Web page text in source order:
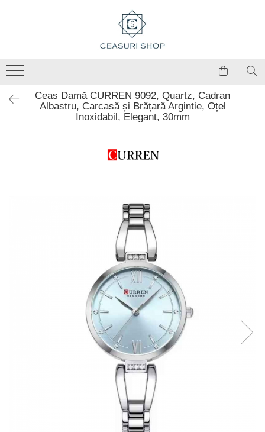
Ceas Damă CURREN 9092, Quartz, Cadran
Albastru, Carcasă și Brățară Argintie, Oțel
Inoxidabil, Elegant, 30mm